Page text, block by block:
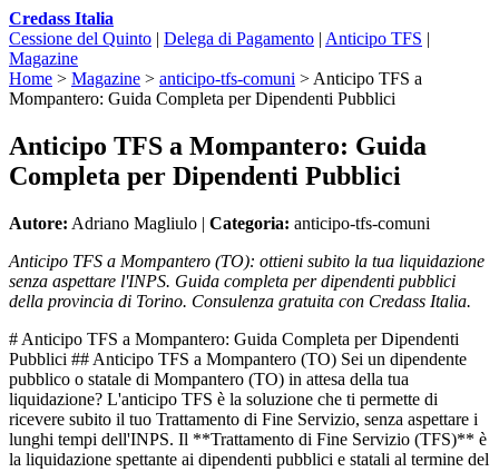
Credass Italia
Cessione del Quinto | Delega di Pagamento | Anticipo TFS |
Magazine
Home > Magazine > anticipo-tfs-comuni > Anticipo TFS a
Mompantero: Guida Completa per Dipendenti Pubblici
Anticipo TFS a Mompantero: Guida
Completa per Dipendenti Pubblici
Autore: Adriano Magliulo | Categoria: anticipo-tfs-comuni
Anticipo TFS a Mompantero (TO): ottieni subito la tua liquidazione
senza aspettare l'INPS. Guida completa per dipendenti pubblici
della provincia di Torino. Consulenza gratuita con Credass Italia.
# Anticipo TFS a Mompantero: Guida Completa per Dipendenti
Pubblici ## Anticipo TFS a Mompantero (TO) Sei un dipendente
pubblico o statale di Mompantero (TO) in attesa della tua
liquidazione? L'anticipo TFS è la soluzione che ti permette di
ricevere subito il tuo Trattamento di Fine Servizio, senza aspettare i
lunghi tempi dell'INPS. Il **Trattamento di Fine Servizio (TFS)** è
la liquidazione spettante ai dipendenti pubblici e statali al termine del